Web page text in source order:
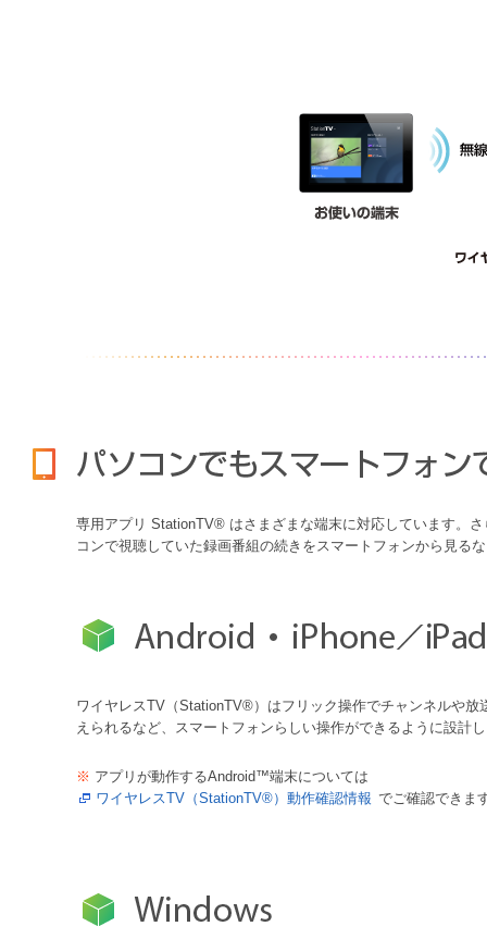
専用アプリ StationTV® はさまざまな端末に対応しています。
コンで視聴していた録画番組の続きをスマートフォンから見る
ワイヤレスTV（StationTV®）はフリック操作でチャンネルや放
えられるなど、スマートフォンらしい操作ができるように設計
※ アプリが動作するAndroid™端末については
ワイヤレスTV（StationTV®）動作確認情報 でご確認できま